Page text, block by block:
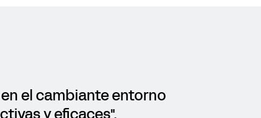
el cambiante entorno